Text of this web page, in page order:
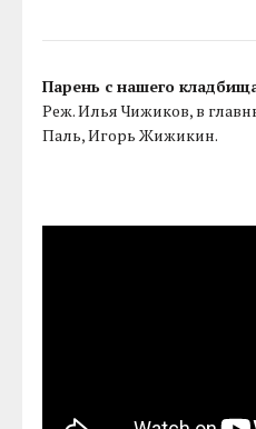
Парень с нашего
Реж. Илья Чижиков, в
Паль, Игорь Жижикин.